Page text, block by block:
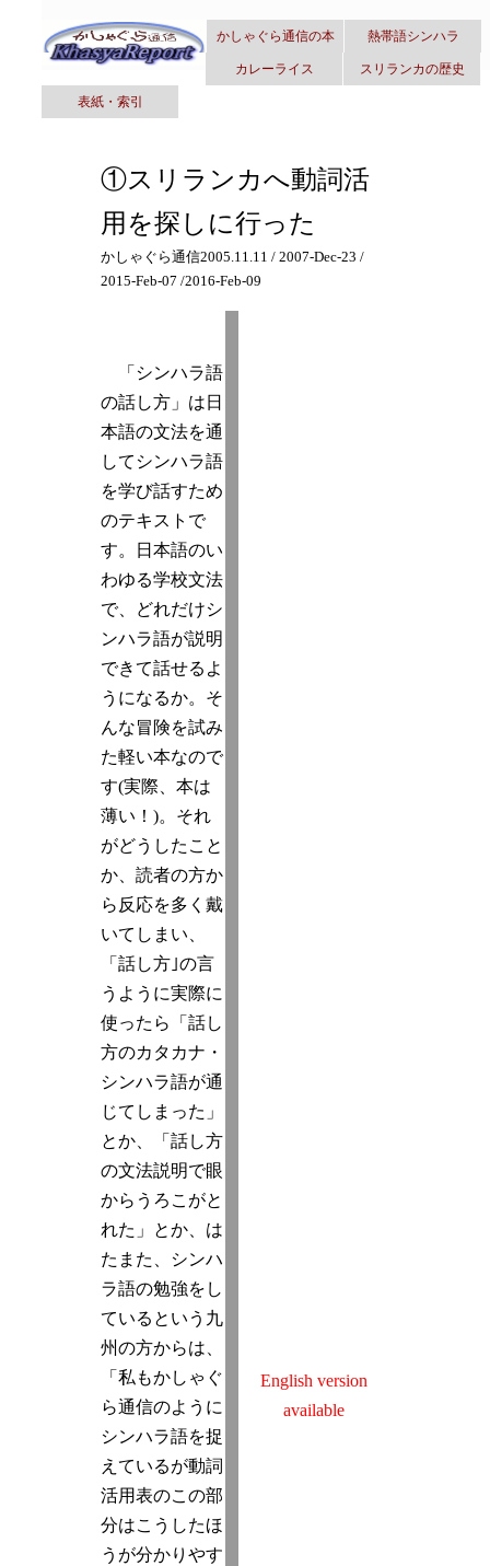
かしゃぐら通信の本 熱帯語シンハラ
カレーライス スリランカの歴史
表紙・索引
①スリランカへ動詞活
用を探しに行った
かしゃぐら通信2005.11.11 / 2007-Dec-23 /
2015-Feb-07 /2016-Feb-09
English version
available
「シンハラ語
の話し方」は日
本語の文法を通
してシンハラ語
を学び話すため
のテキストで
す。日本語のい
わゆる学校文法
で、どれだけシ
ンハラ語が説明
できて話せるよ
うになるか。そ
んな冒険を試み
た軽い本なので
す(実際、本は
薄い！)。それ
がどうしたこと
か、読者の方か
ら反応を多く戴
いてしまい、
「話し方｣の言
うように実際に
使ったら「話し
方のカタカナ・
シンハラ語が通
じてしまった」
とか、「話し方
の文法説明で眼
からうろこがと
れた」とか、は
たまた、シンハ
ラ語の勉強をし
ているという九
州の方からは、
「私もかしゃぐ
ら通信のように
シンハラ語を捉
えているが動詞
活用表のこの部
分はこうしたほ
うが分かりやす